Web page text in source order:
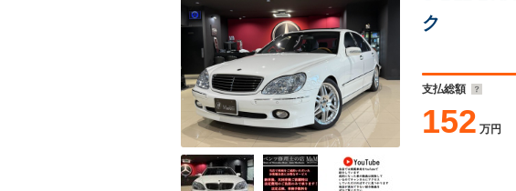
ク
支払総額
152 万円